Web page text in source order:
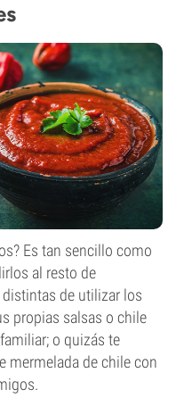
Es tan sencillo como
al resto de
de utilizar los
propias salsas o chile
o quizás te
mermelada de chile con